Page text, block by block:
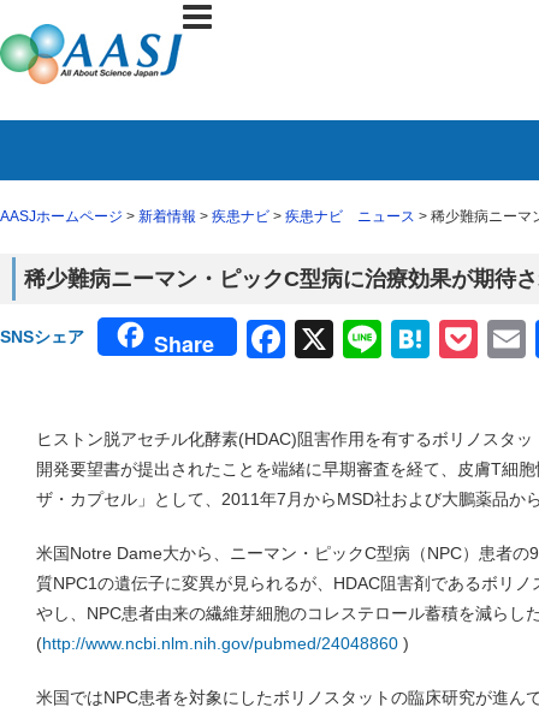
AASJホームページ > 新着情報 > 疾患ナビ > 疾患ナビ ニュース > 稀少難病ニーマ
稀少難病ニーマン・ピックC型病に治療効果が期待
SNSシェア Share Facebook
X Line
ヒストン脱アセチル化酵素(HDAC)阻害作用を有するボリノスタ
開発要望書が提出されたことを端緒に早期審査を経て、皮膚T細
ザ・カプセル」として、2011年7月からMSD社および大鵬薬品か
米国Notre Dame大から、ニーマン・ピックC型病（NPC）患者の
質NPC1の遺伝子に変異が見られるが、HDAC阻害剤であるボリ
やし、NPC患者由来の繊維芽細胞のコレステロール蓄積を減らし
(http://www.ncbi.nlm.nih.gov/pubmed/24048860 )
米国ではNPC患者を対象にしたボリノスタットの臨床研究が進ん